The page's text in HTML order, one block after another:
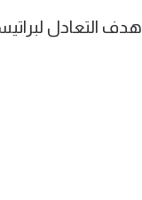
هدف التعادل